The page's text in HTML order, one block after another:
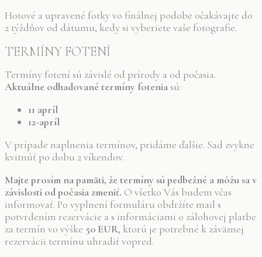
Hotové a upravené fotky vo finálnej podobe očakávajte do
2 týždňov od dátumu, kedy si vyberiete vaše fotografie.
TERMÍNY FOTENÍ
Termíny fotení sú závislé od prírody a od počasia.
Aktuálne odhadované termíny fotenia sú:
11 apríl
12-apríl
V prípade naplnenia termínov, pridáme ďalšie. Sad zvykne
kvitnúť po dobu 2 víkendov.
Majte prosím na pamäti, že termíny sú pedbežné a môžu sa v
závislosti od počasia zmeniť. O všetko Vás budem včas
informovať. Po vyplnení formuláru obdržíte mail s
potvrdením rezervácie a s informáciami o zálohovej platbe
za termín vo výške 50 EUR, ktorú je potrebné k záväznej
rezervácii termínu uhradiť vopred.